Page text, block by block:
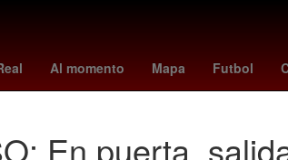
Al momento Mapa Futbol
Futbol Digitalización Clima CDMX hoy
En puerta,